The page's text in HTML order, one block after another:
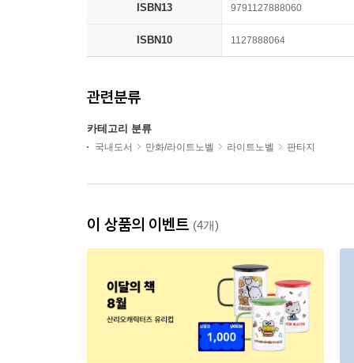
ISBN13 9791127888060
ISBN10 1127888064
관련분류
카테고리 분류
국내도서 만화/라이트노벨 라이트노벨 판타지
이 상품의 이벤트 (4개)